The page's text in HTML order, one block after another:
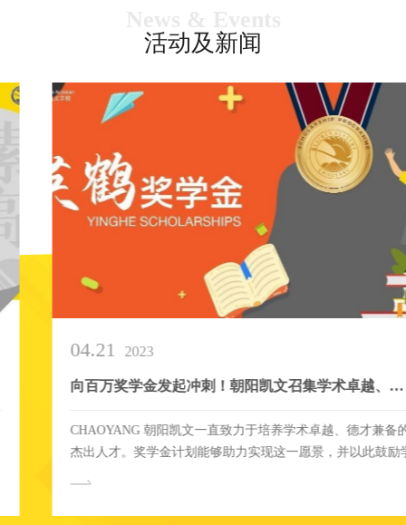
活动及新闻
04.21 2023
向百万奖学金发起冲刺！朝阳凯文召集学术卓越、德才兼备的你 Kaiwen Scholarship Program
CHAOYANG 朝阳凯文一直致力于培养学术卓越、德才兼备的
杰出人才。奖学金计划能够助力实现这一愿景，并以此鼓励学
生。同时，这些优秀的学生也将发挥榜样的力量，为学校带来